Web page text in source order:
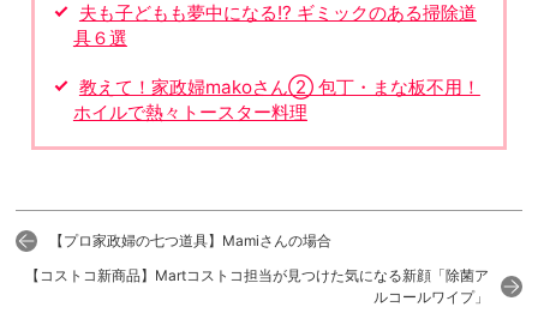
夫も子どもも夢中になる!? ギミックのある掃除道
具６選
教えて！家政婦makoさん② 包丁・まな板不用！
ホイルで熱々トースター料理
【プロ家政婦の七つ道具】Mamiさんの場合
【コストコ新商品】Martコストコ担当が見つけた気になる新顔「除菌ア
ルコールワイプ」